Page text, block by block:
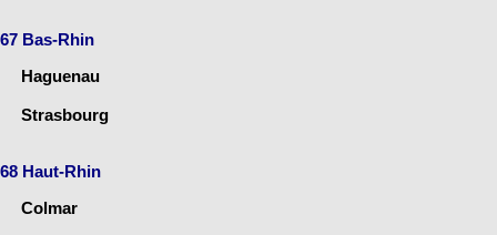
67 Bas-Rhin
Haguenau
Strasbourg
68 Haut-Rhin
Colmar